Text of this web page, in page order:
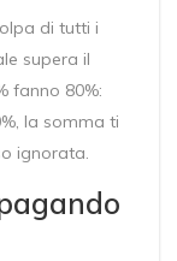
di tutti i
supera il
fanno 80%:
la somma ti
ignorata.